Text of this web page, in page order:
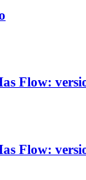
Flow:
Flow: